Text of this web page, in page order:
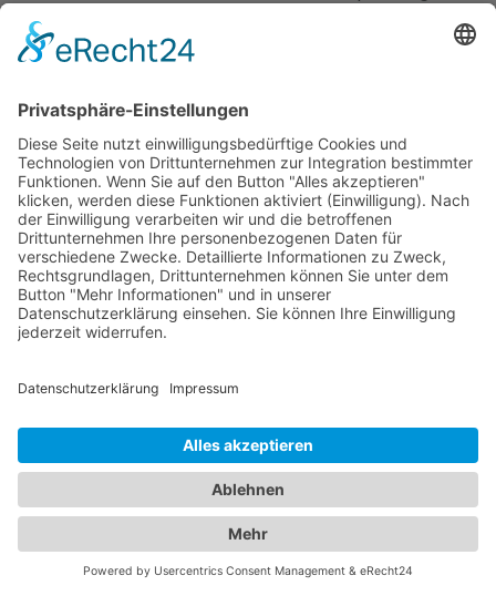
sowie die Behandlung von Augenkrankheiten. Sie
verwenden modernste Technologien, um genaue
Diagnosen zu stellen und eine optimale
Versorgung zu gewährleisten. Für die kleinen
Patienten bieten wir Ihnen zudem eine Übersicht
an qualifizierten Kinderärzten in Burgberg im
Allgäu, die sich umfassend um das Wohlergehen
Ihrer Kinder kümmern. Von
Vorsorgeuntersuchungen und Impfungen bis hin
zur Behandlung von Kinderkrankheiten stehen sie
Ihnen mit ihrer Expertise zur Seite. Vertrauen Sie
auf unser Branchenportal, um den besten
Kinderarzt Burgberg im Allgäu
ihren Fachgebieten, Öffnungszeiten und
Familie, indem Sie die besten medizinischen
Fachkräfte für Augen- und Kinderheilkunde in
Burgberg im Allgäu finden.
Jetzt Augenarzt finden!